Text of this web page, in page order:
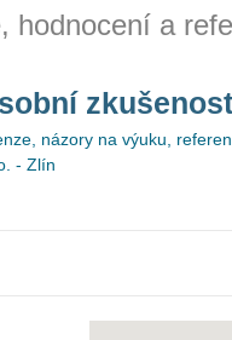
hodnocení a
názory na výuku,
- Zlín